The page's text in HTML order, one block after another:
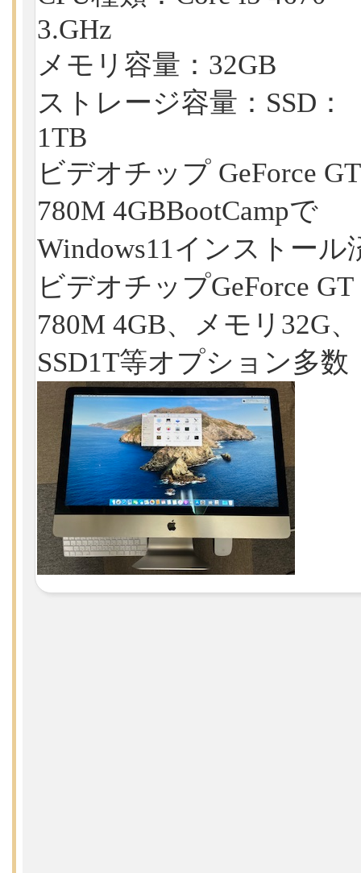
3.GHz
メモリ容量：32GB
ストレージ容量：SSD：
1TB
ビデオチップ GeForce GT
780M 4GBBootCampで
Windows11インストール
ビデオチップGeForce GT
780M 4GB、メモリ32G、
SSD1T等オプション多数